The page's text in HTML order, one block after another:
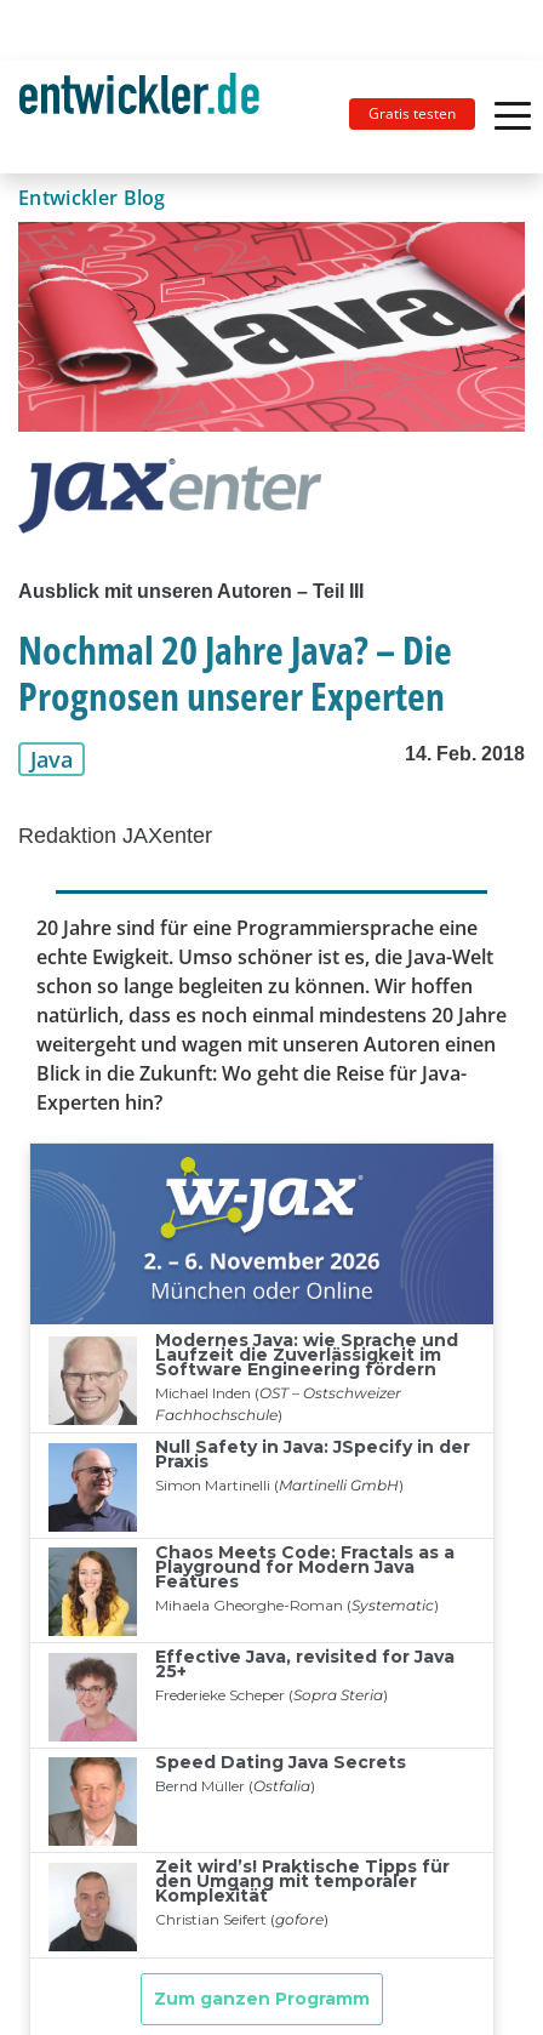
Gratis testen
Entwickler Blog
Ausblick mit unseren Autoren – Teil III
Nochmal 20 Jahre Java? – Die
Prognosen unserer Experten
Java 14. Feb. 2018
Redaktion JAXenter
20 Jahre sind für eine Programmiersprache eine
echte Ewigkeit. Umso schöner ist es, die Java-Welt
schon so lange begleiten zu können. Wir hoffen
natürlich, dass es noch einmal mindestens 20 Jahre
weitergeht und wagen mit unseren Autoren einen
Blick in die Zukunft: Wo geht die Reise für Java-
Experten hin?